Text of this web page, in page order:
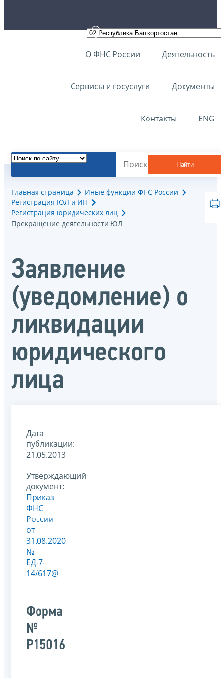
О ФНС России Деятельность
Сервисы и госуслуги Документы
Контакты ENG
Найти
Главная страница
Иные функции ФНС России
Регистрация ЮЛ и ИП
Регистрация юридических лиц
Прекращение деятельности ЮЛ
Заявление
(уведомление) о
ликвидации
юридического
лица
Дата
публикации:
21.05.2013
Утверждающий
документ:
Приказ
ФНС
России
от
31.08.2020
№
ЕД-7-
14/617@
Форма
№
Р15016